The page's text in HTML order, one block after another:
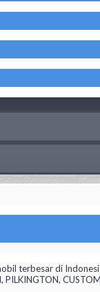
terbesar di
PILKINGTON,